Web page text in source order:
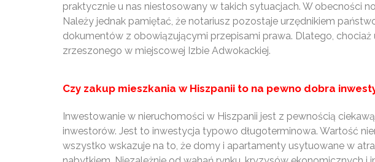
praktycznie u nas niestosowany w takich sytuacjach. W obecności
Należy jednak pamiętać, że notariusz pozostaje urzędnikiem
dokumentów z obowiązującymi przepisami prawa. Dlatego,
zrzeszonego w miejscowej Izbie Adwokackiej.
Czy zakup mieszkania w Hiszpanii to na pewno dobra
Inwestowanie w nieruchomości w Hiszpanii jest z pewnością
inwestorów. Jest to inwestycja typowo długoterminowa. Wartość
wszystko wskazuje na to, że domy i apartamenty usytuowane w